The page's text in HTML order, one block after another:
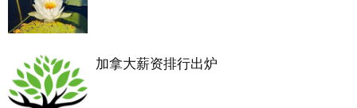
加拿大薪资排行出炉